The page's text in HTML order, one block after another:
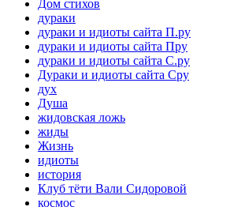
Дом стихов
дураки
дураки и идиоты сайта П.ру
дураки и идиоты сайта Пру
дураки и идиоты сайта С.ру
Дураки и идиоты сайта Сру
дух
Душа
жидовская ложь
жиды
Жизнь
идиоты
история
Клуб тёти Вали Сидоровой
космос